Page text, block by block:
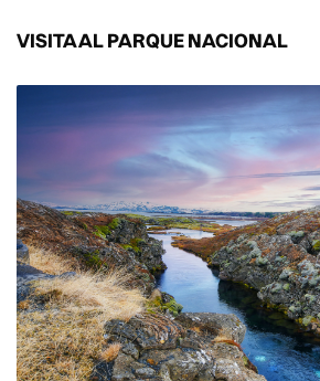
VISITA AL PARQUE NACIONAL